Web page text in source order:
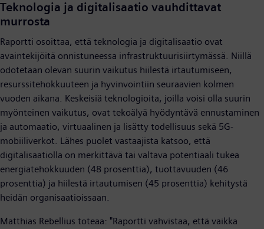
Teknologia ja digitalisaatio vauhdittavat
murrosta
Raportti osoittaa, että teknologia ja digitalisaatio ovat
avaintekijöitä onnistuneessa infrastruktuurisiirtymässä. Niillä
odotetaan olevan suurin vaikutus hiilestä irtautumiseen,
resurssitehokkuuteen ja hyvinvointiin seuraavien kolmen
vuoden aikana. Keskeisiä teknologioita, joilla voisi olla suurin
myönteinen vaikutus, ovat tekoälyä hyödyntävä ennustaminen
ja automaatio, virtuaalinen ja lisätty todellisuus sekä 5G-
mobiiliverkot. Lähes puolet vastaajista katsoo, että
digitalisaatiolla on merkittävä tai valtava potentiaali tukea
energiatehokkuuden (48 prosenttia), tuottavuuden (46
prosenttia) ja hiilestä irtautumisen (45 prosenttia) kehitystä
heidän organisaatioissaan.
Matthias Rebellius toteaa: "Raportti vahvistaa, että vaikka